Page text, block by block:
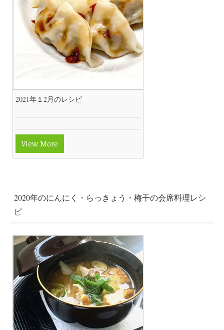
2021年１2月のレシピ
View More
2020年のにんにく・らっきょう・梅干の会席料理レシ
ピ